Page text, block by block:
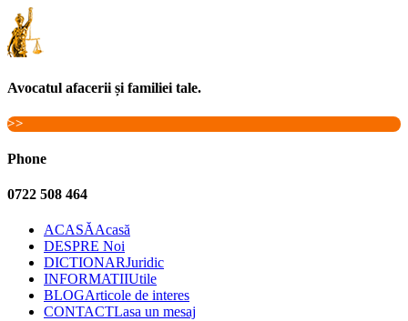
Avocatul afacerii și familiei tale.
>>
Phone
0722 508 464
ACASĂAcasă
DESPRE Noi
DICTIONARJuridic
INFORMATIIUtile
BLOGArticole de interes
CONTACTLasa un mesaj